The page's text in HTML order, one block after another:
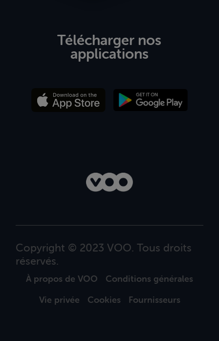
Télécharger nos
applications
Copyright © 2023 VOO. Tous droits
réservés.
À propos de VOO
Conditions générales
Vie privée
Cookies Fournisseurs